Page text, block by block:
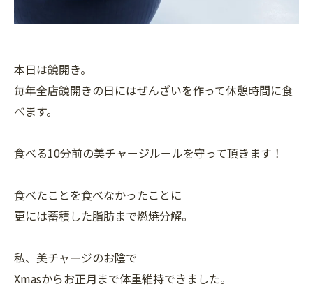
本日は鏡開き。
毎年全店鏡開きの日にはぜんざいを作って休憩時間に食
べます。
食べる10分前の美チャージルールを守って頂きます！
食べたことを食べなかったことに
更には蓄積した脂肪まで燃焼分解。
私、美チャージのお陰で
Xmasからお正月まで体重維持できました。